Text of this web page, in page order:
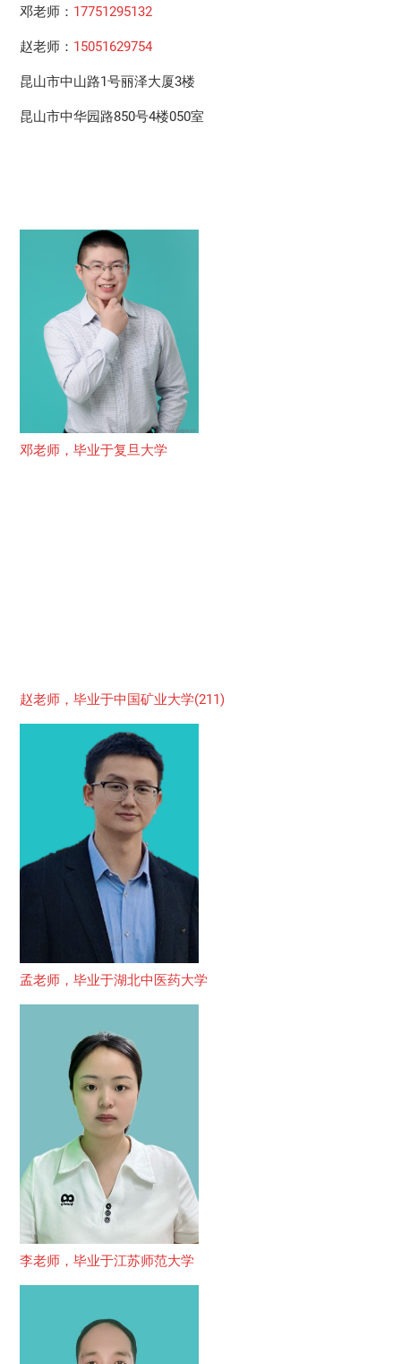
邓老师： 17751295132
赵老师： 15051629754
昆山市中山路1号丽泽大厦3楼
昆山市中华园路850号4楼050室
邓老师，毕业于复旦大学
赵老师，毕业于中国矿业大学(211)
孟老师，毕业于湖北中医药大学
李老师，毕业于江苏师范大学